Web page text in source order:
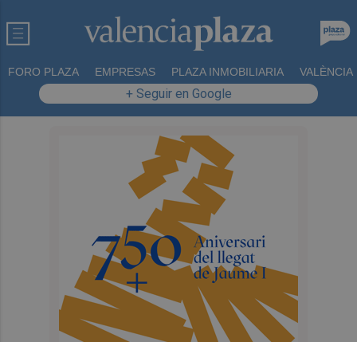
FORO PLAZA EMPRESAS PLAZA INMOBILIARIA VALÈNCIA
+ Seguir en Google